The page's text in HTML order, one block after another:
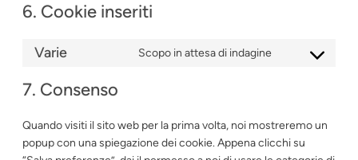
6. Cookie inseriti
Varie Scopo in attesa di indagine
Consent
7. Consenso
Quando visiti il sito web per la prima volta, noi mostreremo un
popup con una spiegazione dei cookie. Appena clicchi su